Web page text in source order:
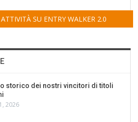
SU ENTRY WALKER 2.0
storico dei nostri vincitori di titoli
2026